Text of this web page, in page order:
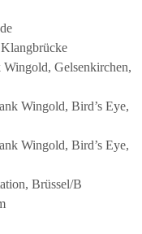
Gelsenkirchen,
Wingold, Bird’s Eye,
Wingold, Bird’s Eye,
Brüssel/B